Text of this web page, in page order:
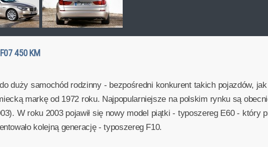
450 KM
duży samochód rodzinny - bezpośredni konkurent takich pojazdów,
markę od 1972 roku. Najpopularniejsze na polskim rynku są
W roku 2003 pojawił się nowy model piątki - typoszereg E60 - który
kolejną generację - typoszereg F10.